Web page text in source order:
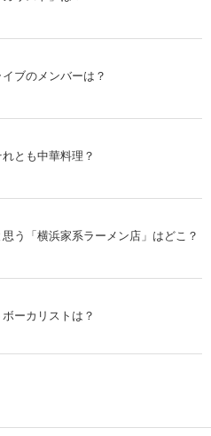
ブのメンバーは？
とも中華料理？
う「横浜家系ラーメン店」はどこ？
ーカリストは？